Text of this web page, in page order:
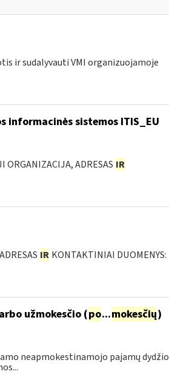
ir sudalyvauti VMI organizuojamoje
informacinės sistemos ITIS_EU
ADRESAS IR
IR KONTAKTINIAI DUOMENYS:
užmokesčio (po...mokesčių)
neapmokestinamojo pajamų dydžio